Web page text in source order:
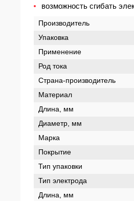
возможность сгибать
Производитель
Упаковка
Применение
Род тока
Страна-производитель
Материал
Длина, мм
Диаметр, мм
Марка
Покрытие
Тип упаковки
Тип электрода
Длина, мм